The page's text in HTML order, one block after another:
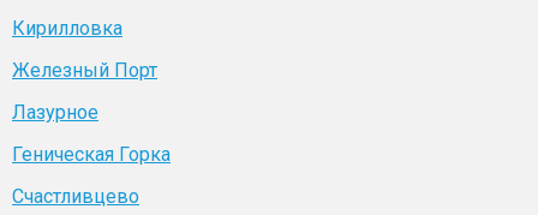
Кирилловка
Железный Порт
Лазурное
Геническая Горка
Счастливцево